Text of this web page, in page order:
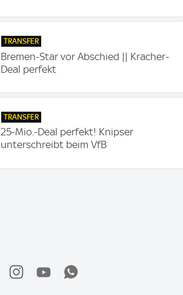
TRANSFER
Bremen-Star vor Abschied || Kracher-
Deal perfekt
TRANSFER
25-Mio.-Deal perfekt! Knipser
unterschreibt beim VfB